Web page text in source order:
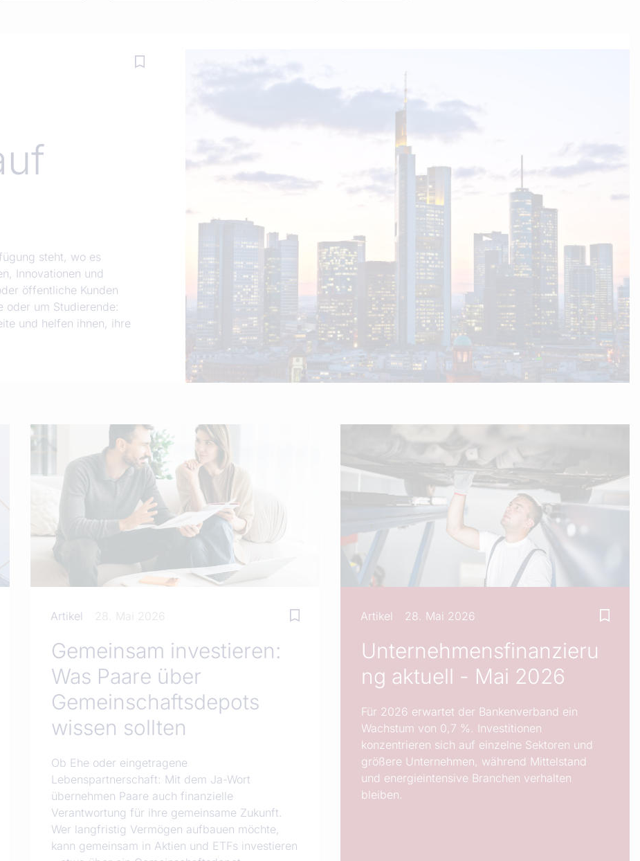
steht, wo es
Innovationen und
öffentliche Kunden
oder um Studierende:
und helfen ihnen, ihre
Artikel 28. Mai 2026
Gemeinsam investieren:
Was Paare über
Gemeinschaftsdepots
wissen sollten
Ob Ehe oder eingetragene
Lebenspartnerschaft: Mit dem Ja-Wort
übernehmen Paare auch finanzielle
Verantwortung für ihre gemeinsame Zukunft.
Wer langfristig Vermögen aufbauen möchte,
kann gemeinsam in Aktien und ETFs investieren
Artikel 28. Mai 2026
Unternehmensfinanzieru
ng aktuell - Mai 2026
Für 2026 erwartet der Bankenverband ein
Wachstum von 0,7 %. Investitionen
konzentrieren sich auf einzelne Sektoren und
größere Unternehmen, während Mittelstand
und energieintensive Branchen verhalten
bleiben.